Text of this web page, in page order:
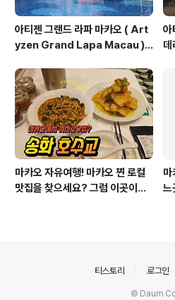
아티젠 그랜드 라파 마카오 ( Art
yzen Grand Lapa Macau )
아
데
마카오 자유여행! 마카오 찐 로컬
맛집을 찾으세요? 그럼 이곳이죠~
마
느
티스토리 로그인
© Daum